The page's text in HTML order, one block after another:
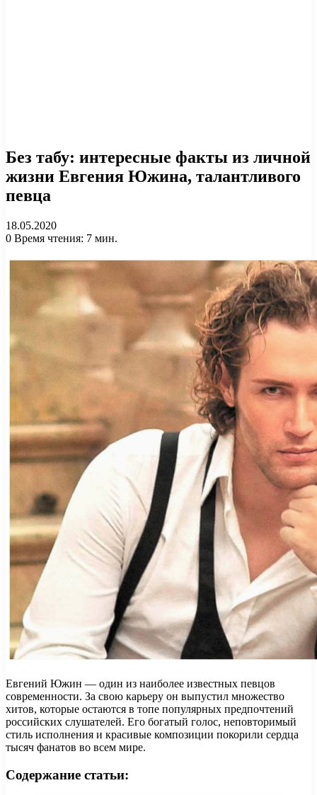
Без табу: интересные факты из личной
жизни Евгения Южина, талантливого
певца
18.05.2020
0 Время чтения: 7 мин.
Евгений Южин — один из наиболее известных певцов
современности. За свою карьеру он выпустил множество
хитов, которые остаются в топе популярных предпочтений
российских слушателей. Его богатый голос, неповторимый
стиль исполнения и красивые композиции покорили сердца
тысяч фанатов во всем мире.
Содержание статьи: